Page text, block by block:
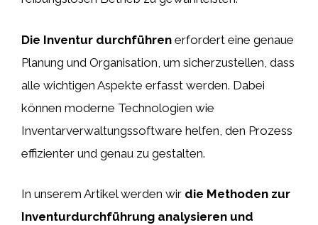
Die Inventur durchführen erfordert eine genaue
Planung und Organisation, um sicherzustellen, dass
alle wichtigen Aspekte erfasst werden. Dabei
können moderne Technologien wie
Inventarverwaltungssoftware helfen, den Prozess
effizienter und genau zu gestalten.
In unserem Artikel werden wir die Methoden zur
Inventurdurchführung analysieren und